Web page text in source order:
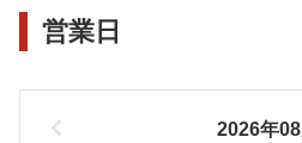
営業日
2026年08